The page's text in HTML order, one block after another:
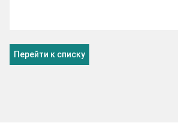
Перейти к списку